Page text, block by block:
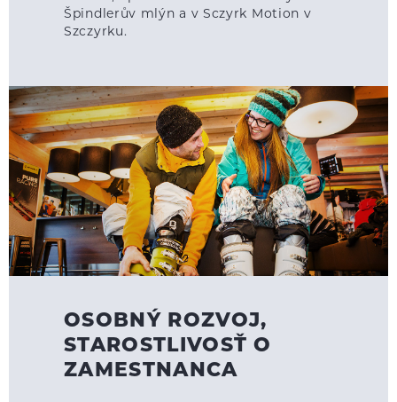
Špindlerův mlýn a v Sczyrk Motion v
Szczyrku.
OSOBNÝ ROZVOJ,
STAROSTLIVOSŤ O
ZAMESTNANCA